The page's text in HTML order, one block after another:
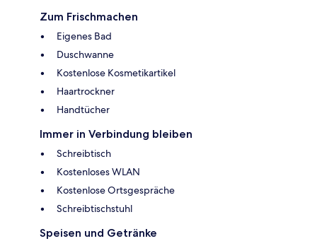
Zum Frischmachen
Eigenes Bad
Duschwanne
Kostenlose Kosmetikartikel
Haartrockner
Handtücher
Immer in Verbindung bleiben
Schreibtisch
Kostenloses WLAN
Kostenlose Ortsgespräche
Schreibtischstuhl
Speisen und Getränke